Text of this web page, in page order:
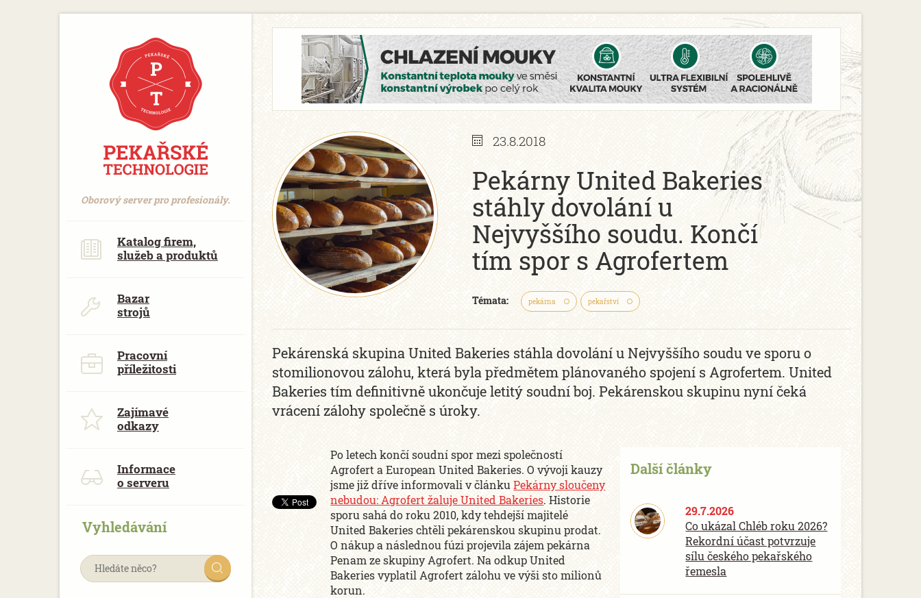
https://www.traditionrolex.com/18
Oborový server pro profesionály.
Katalog firem,
služeb a produktů
Bazar
strojů
Pracovní
příležitosti
Zajímavé
odkazy
Informace
o serveru
Vyhledávání
23.8.2018
Pekárny United Bakeries
stáhly dovolání u
Nejvyššího soudu. Končí
tím spor s Agrofertem
Témata: pekárna pekařství
Pekárenská skupina United Bakeries stáhla dovolání u Nejvyššího soudu ve sporu o
stomilionovou zálohu, která byla předmětem plánovaného spojení s Agrofertem. United
Bakeries tím definitivně ukončuje letitý soudní boj. Pekárenskou skupinu nyní čeká
vrácení zálohy společně s úroky.
Další články
29.7.2026
Co ukázal Chléb roku 2026?
Rekordní účast potvrzuje
sílu českého pekařského
řemesla
Po letech končí soudní spor mezi společností
Agrofert a European United Bakeries. O vývoji kauzy
jsme již dříve informovali v článkuPekárny sloučeny
nebudou: Agrofert žaluje United Bakeries. Historie
sporu sahá do roku 2010, kdy tehdejší majitelé
United Bakeries chtěli pekárenskou skupinu prodat.
O nákup a následnou fúzi projevila zájem pekárna
Penam ze skupiny Agrofert. Na odkup United
Bakeries vyplatil Agrofert zálohu ve výši sto milionů
korun.